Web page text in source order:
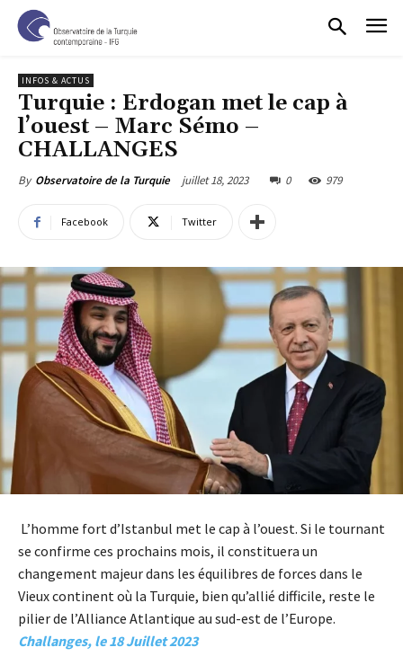
INFOS & ACTUS
Turquie : Erdogan met le cap à
l’ouest – Marc Sémo –
CHALLANGES
By Observatoire de la Turquie juillet 18, 2023 0 979
Facebook Twitter
L’homme fort d’Istanbul met le cap à l’ouest. Si le tournant
se confirme ces prochains mois, il constituera un
changement majeur dans les équilibres de forces dans le
Vieux continent où la Turquie, bien qu’allié difficile, reste le
pilier de l’Alliance Atlantique au sud-est de l’Europe.
Challanges, le 18 Juillet 2023